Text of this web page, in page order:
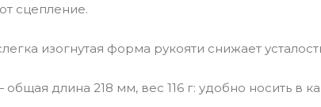
сцепление.
изогнутая форма рукояти снижает
общая длина 218 мм, вес 116 г: удобно носить в